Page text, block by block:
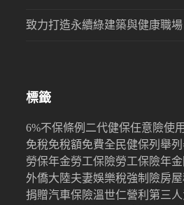
致力打造永續綠建築與健康職場
標籤
6%不保條例 二代健保任意險使
免稅免稅額免費全民健保列舉
勞保年金勞工保險勞工保險年金
外僑大陸夫妻娛樂稅強制險房
捐贈汽車保險溫世仁營利 第三